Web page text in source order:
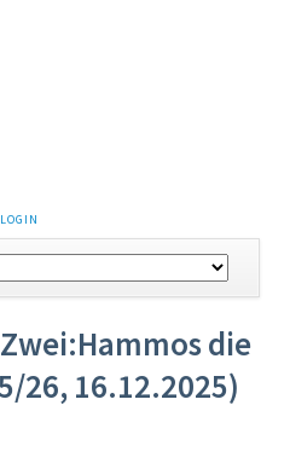
LOGIN
die
26, 16.12.2025)